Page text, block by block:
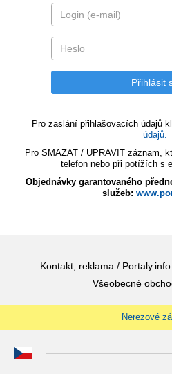
Pro zaslání přihlašovacích údajů
údajů.
Pro SMAZAT / UPRAVIT záznam,
telefon nebo při potížích s
Objednávky garantovaného
služeb:
Kontakt, reklama / Portaly.info
Všeobecné
Nerezové